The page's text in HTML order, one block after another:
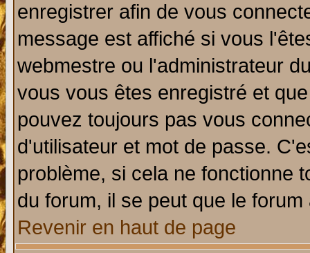
enregistrer afin de vous
message est affiché si vous
webmestre ou l'administrateur
vous vous êtes enregistré et
pouvez toujours pas vous
d'utilisateur et mot de passe.
problème, si cela ne fonctionne
du forum, il se peut que le
Revenir en haut de page